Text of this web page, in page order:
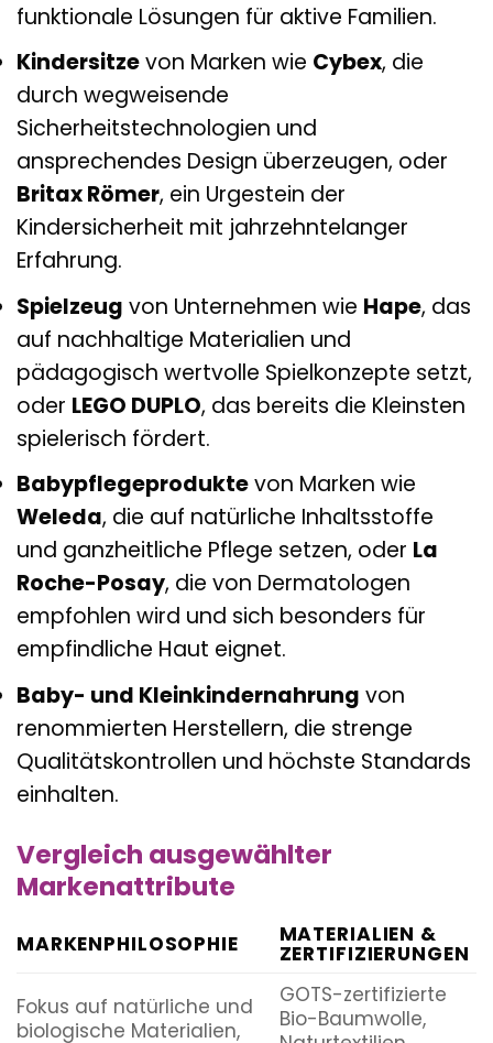
funktionale Lösungen für aktive Familien.
Kindersitzevon Marken wie Cybex, die
durch wegweisende
Sicherheitstechnologien und
ansprechendes Design überzeugen, oder
Britax Römer, ein Urgestein der
Kindersicherheit mit jahrzehntelanger
Erfahrung.
Spielzeug von Unternehmen wie Hape, das
auf nachhaltige Materialien und
pädagogisch wertvolle Spielkonzepte setzt,
oder LEGO DUPLO, das bereits die Kleinsten
spielerisch fördert.
Babypflegeproduktevon Marken wie
Weleda, die auf natürliche Inhaltsstoffe
und ganzheitliche Pflege setzen, oder La
Roche-Posay, die von Dermatologen
empfohlen wird und sich besonders für
empfindliche Haut eignet.
Baby- und Kleinkindernahrung von
renommierten Herstellern, die strenge
Qualitätskontrollen und höchste Standards
einhalten.
Vergleich ausgewählter
Markenattribute
MARKENPHILOSOPHIE MATERIALIEN &
ZERTIFIZIERUNGEN
Fokus auf natürliche und
biologische Materialien,
GOTS-zertifizierte
Bio-Baumwolle,